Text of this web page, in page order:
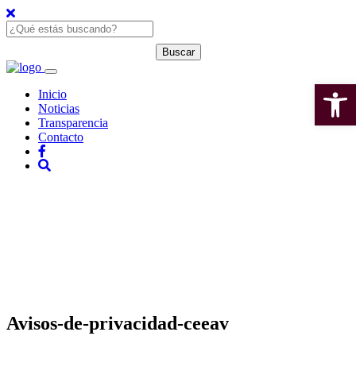
Inicio
Noticias
Transparencia
Contacto
Avisos-de-privacidad-ceeav